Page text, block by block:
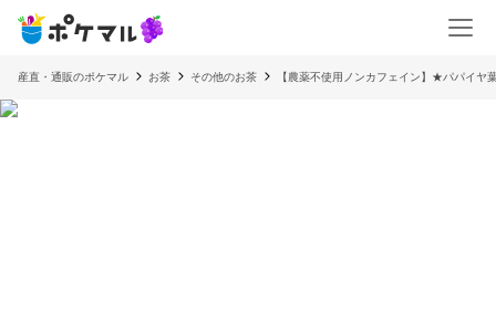
産直・通販のポケマル お茶 その他のお茶 【農薬不使用ノンカフェイン】★パパイヤ